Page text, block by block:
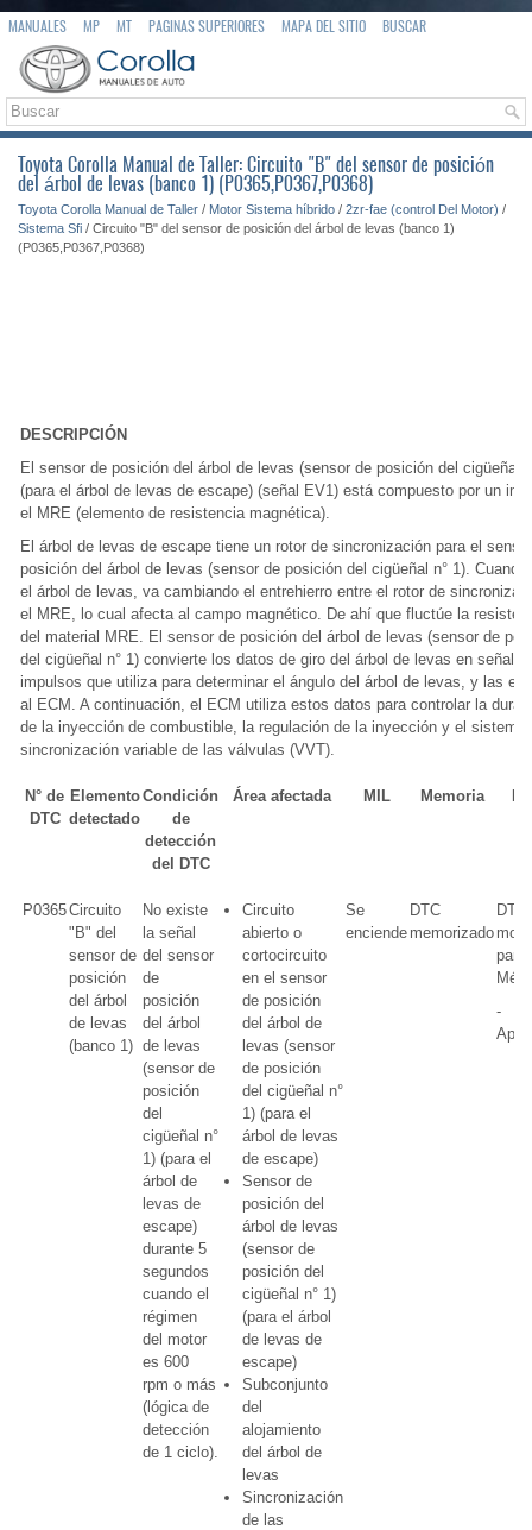
MANUALES MP MT PAGINAS SUPERIORES MAPA DEL SITIO BUSCAR
Toyota Corolla Manual de Taller: Circuito "B" del sensor de posición
del árbol de levas (banco 1) (P0365,P0367,P0368)
Toyota Corolla Manual de Taller / Motor Sistema híbrido / 2zr-fae (control Del Motor) /
Sistema Sfi / Circuito "B" del sensor de posición del árbol de levas (banco 1)
(P0365,P0367,P0368)
DESCRIPCIÓN
El sensor de posición del árbol de levas (sensor de posición del cigüeñal
(para el árbol de levas de escape) (señal EV1) está compuesto por un
el MRE (elemento de resistencia magnética).
El árbol de levas de escape tiene un rotor de sincronización para el
posición del árbol de levas (sensor de posición del cigüeñal n° 1). Cuando
el árbol de levas, va cambiando el entrehierro entre el rotor de
el MRE, lo cual afecta al campo magnético. De ahí que fluctúe la
del material MRE. El sensor de posición del árbol de levas (sensor de
del cigüeñal n° 1) convierte los datos de giro del árbol de levas en
impulsos que utiliza para determinar el ángulo del árbol de levas, y las
al ECM. A continuación, el ECM utiliza estos datos para controlar la
de la inyección de combustible, la regulación de la inyección y el sistema
sincronización variable de las válvulas (VVT).
N° de
DTC
Elemento
detectado
Condición
de
detección
del DTC
Área afectada MIL Memoria
P0365Circuito
"B" del
sensor de
posición
del árbol
de levas
(banco 1)
No existe
la señal
del sensor
de
posición
del árbol
de levas
(sensor de
posición
del
cigüeñal n°
1) (para el
árbol de
levas de
escape)
durante 5
segundos
cuando el
régimen
del motor
es 600
rpm o más
(lógica de
detección
de 1 ciclo).
Circuito
abierto o
cortocircuito
en el sensor
de posición
del árbol de
levas (sensor
de posición
del cigüeñal n°
1) (para el
árbol de levas
de escape)
Sensor de
posición del
árbol de levas
(sensor de
posición del
cigüeñal n° 1)
(para el árbol
de levas de
escape)
Subconjunto
del
alojamiento
del árbol de
levas
Sincronización
de las
Se
enciende
DTC
memorizado
DTC
para
-